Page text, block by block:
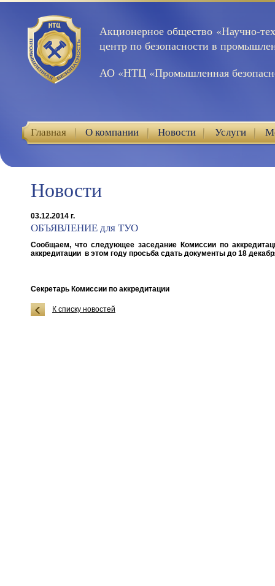
Акционерное общество «Научно-
центр по безопасности в
АО «НТЦ «Промышленная
Главная О компании Новости Услуги
Новости
03.12.2014 г.
ОБЪЯВЛЕНИЕ для ТУО
Сообщаем, что следующее заседание Комиссии по
аккредитации в этом году просьба сдать документы до 18
Секретарь Комиссии по аккредитации
К списку новостей